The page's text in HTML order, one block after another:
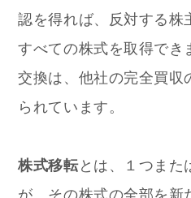
認を得れば、反対する株
すべての株式を取得でき
交換は、他社の完全買収
られています。
株式移転とは、１つまた